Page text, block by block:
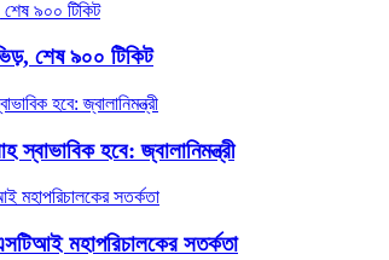
শেষ ৯০০ টিকিট
স্বাভাবিক হবে: জ্বালানিমন্ত্রী
মহাপরিচালকের সতর্কতা